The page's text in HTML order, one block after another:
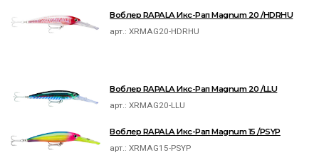
Воблер RAPALA Икс-Рап Magnum 20 /HDRHU
арт.:XRMAG20-HDRHU
Воблер RAPALA Икс-Рап Magnum 20 /LLU
арт.:XRMAG20-LLU
Воблер RAPALA Икс-Рап Magnum 15 /PSYP
арт.:XRMAG15-PSYP